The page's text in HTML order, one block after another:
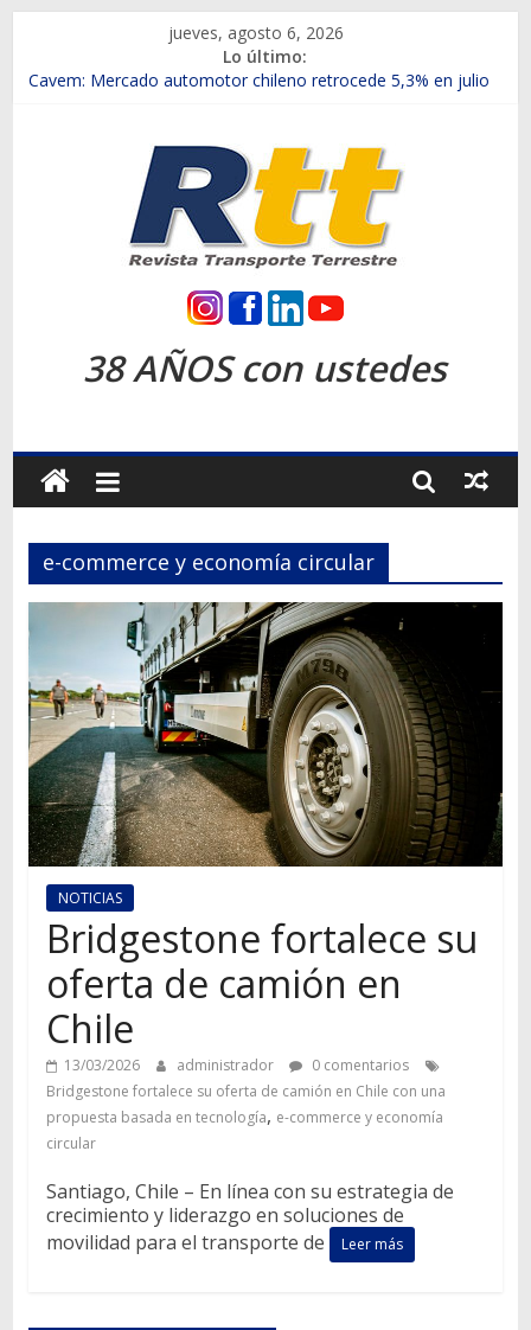
contenido
jueves, agosto 6, 2026
Lo último:
Chile es el primer mercado internacional en lanzar la nueva
Salfa suma vehículos electrificados de Chevrolet en el Biobío
Samex amplía su red con nuevas sucursales en Rancagua y
SINOTRUK Pick-ups presentó la recién estrenada Bolden en
la Expo Compras Públicas 2026
Revista
Transporte
Terrestre
Autos,
camiones,
motos,
información
del
mundo
del
transporte
38 AÑOS con ustedes
e-commerce y economía circular
NOTICIAS
Bridgestone fortalece su
oferta de camión en
Chile
13/03/2026 administrador
0 comentarios
Bridgestone fortalece su oferta de camión en Chile con una
propuesta basada en tecnología, e-commerce y economía
circular
Santiago, Chile – En línea con su estrategia de
crecimiento y liderazgo en soluciones de
movilidad para el transporte de
Leer más